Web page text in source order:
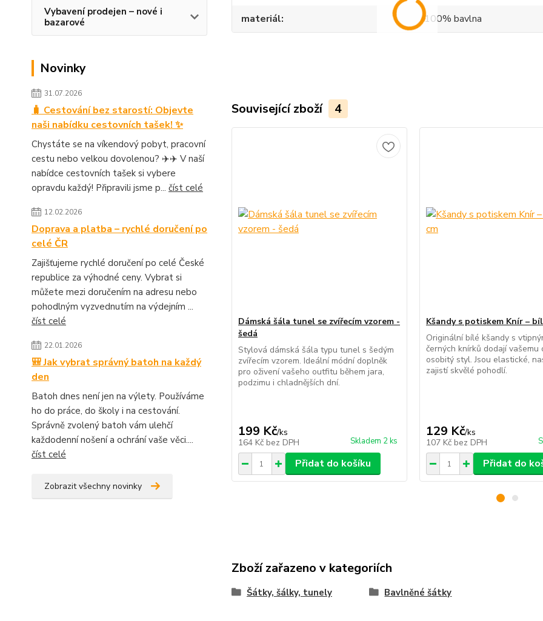
Vybavení prodejen – nové i
bazarové
Novinky
31.07.2026
🧳 Cestování bez starostí: Objevte
naši nabídku cestovních tašek! ✨
Chystáte se na víkendový pobyt, pracovní
cestu nebo velkou dovolenou? ✈️✈️ V naší
nabídce cestovních tašek si vybere
opravdu každý! Připravili jsme p... číst celé
12.02.2026
Doprava a platba – rychlé doručení po
celé ČR
Zajišťujeme rychlé doručení po celé České
republice za výhodné ceny. Vybrat si
můžete mezi doručením na adresu nebo
pohodlným vyzvednutím na výdejním ...
číst celé
22.01.2026
🎒 Jak vybrat správný batoh na každý
den
Batoh dnes není jen na výlety. Používáme
ho do práce, do školy i na cestování.
Správně zvolený batoh vám ulehčí
každodenní nošení a ochrání vaše věci....
číst celé
Zobrazit všechny novinky
materiál
100% bavlna
Související zboží 4
Dámská šála tunel se zvířecím vzorem -
šedá
Stylová dámská šála typu tunel s šedým
zvířecím vzorem. Ideální módní doplněk
pro oživení vašeho outfitu během jara,
podzimu i chladnějších dní.
199 Kč/ks
164 Kč bez DPH Skladem 2 ks
Přidat do košíku
Kšandy s potiskem Knír –
Originální bílé kšandy s
černých knírků dodají vašemu
osobitý styl. Jsou elastické,
zajistí skvělé pohodlí.
129 Kč/ks
107 Kč bez DPH
Přidat do
Zboží zařazeno v kategoriích
Šátky, šálky, tunely Bavlněné šátky